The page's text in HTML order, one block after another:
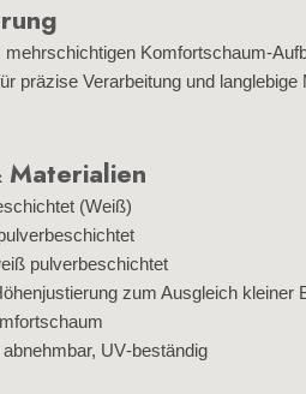
präzise Verarbeitung und
Materialien
(Weiß)
pulverbeschichtet
zum Ausgleich kleiner
UV‑beständig